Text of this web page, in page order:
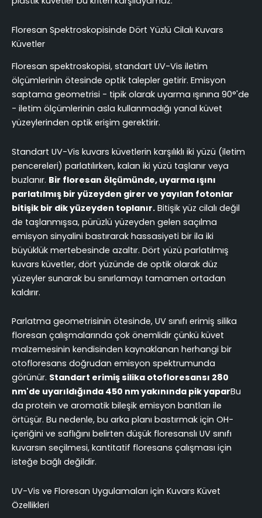
Floresan Spektroskopisinde Dört Yüzlü Cilalı Kuvars
Küvetler
Floresan spektroskopisi, standart UV-Vis iletim
ölçümlerinin ötesinde optik talepler getirir. Emisyon
saptama geometrisi - tipik olarak uyarma ışınına 90°'de
- iletim ölçümlerinin asla kullanmadığı yanal küvet
yüzeylerinden optik erişim gerektirir.
Standart UV-Vis kuvars küvetlerin karşılıklı iki yüzü (iletim
pencereleri) parlatılırken, kalan iki yüzü taşlanır veya
buzlanır. Bir floresan ölçümünde, uyarma ışını
parlatılmış bir yüzeyden girer ve yayılan fotonlar
bitişik bir dik yüzeyden toplanır. Bitişik yüz cilalı değil
de taşlanmışsa, pürüzlü yüzeyden gelen saçılma
emisyon sinyalini bastırarak hassasiyeti bir ila iki
büyüklük mertebesinde azaltır. Dört yüzü parlatılmış
kuvars küvetler, dört yüzünde de optik olarak düz
yüzeyler sunarak bu sınırlamayı tamamen ortadan
kaldırır.
Parlatma geometrisinin ötesinde, UV sınıfı erimiş silika
floresan çalışmalarında çok önemlidir çünkü küvet
malzemesinin kendisinden kaynaklanan herhangi bir
otofloresans doğrudan emisyon spektrumunda
görünür. Standart erimiş silika otofloresansı 280
nm'de uyarıldığında 450 nm yakınında pik yaparBu
da protein ve aromatik bileşik emisyon bantları ile
örtüşür. Bu nedenle, bu arka planı bastırmak için OH-
içeriğini ve saflığını belirten düşük floresanslı UV sınıfı
kuvarsın seçilmesi, kantitatif floresans çalışması için
isteğe bağlı değildir.
UV-Vis ve Floresan Uygulamaları için Kuvars Küvet
Özellikleri